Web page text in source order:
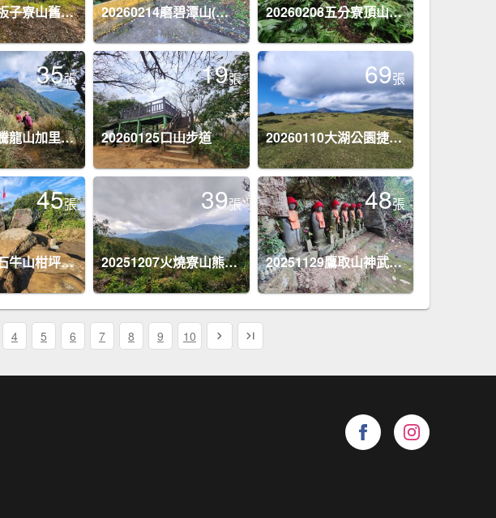
20260220板子寮山舊武界越山橫屏山O型 20260214磨碧潭山(坪林上三角崙山失敗中途撤退)回程順遊大尾山步道鬼子瀨尖 20260208五分寮頂山內大坪山石硬山O型
35張
20260118騰龍山加里山O型
19張
20260125口山步道
69張
20260110大湖公園捷運站至擎天崗
45張
20251214石牛山柑坪山新柑坪山牛背岩
39張
20251207火燒寮山熊空山竹坑山加九嶺O型
48張
20251129鷹取山神武寺山
4 5 6 7 8 9 10